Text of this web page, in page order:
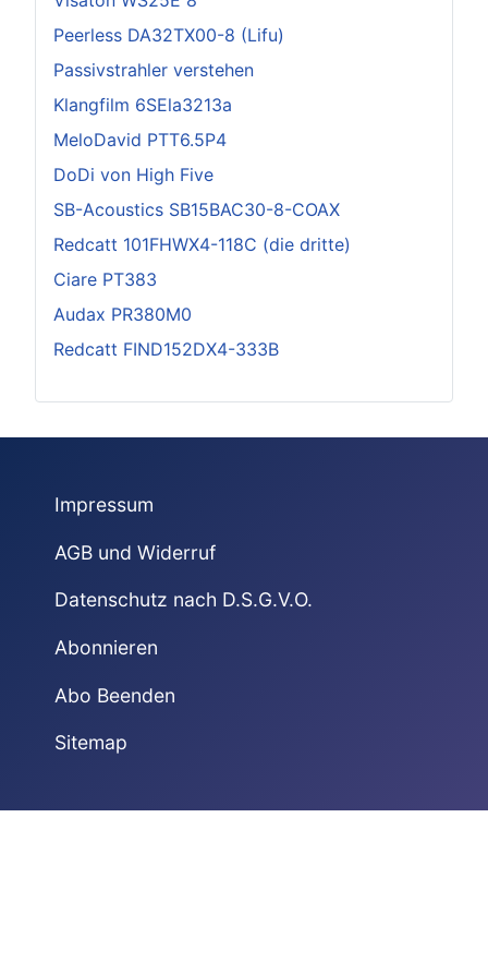
Peerless DA32TX00-8 (Lifu)
Passivstrahler verstehen
Klangfilm 6SEla3213a
MeloDavid PTT6.5P4
DoDi von High Five
SB-Acoustics SB15BAC30-8-COAX
Redcatt 101FHWX4-118C (die dritte)
Ciare PT383
Audax PR380M0
Redcatt FIND152DX4-333B
Impressum
AGB und Widerruf
Datenschutz nach D.S.G.V.O.
Abonnieren
Abo Beenden
Sitemap